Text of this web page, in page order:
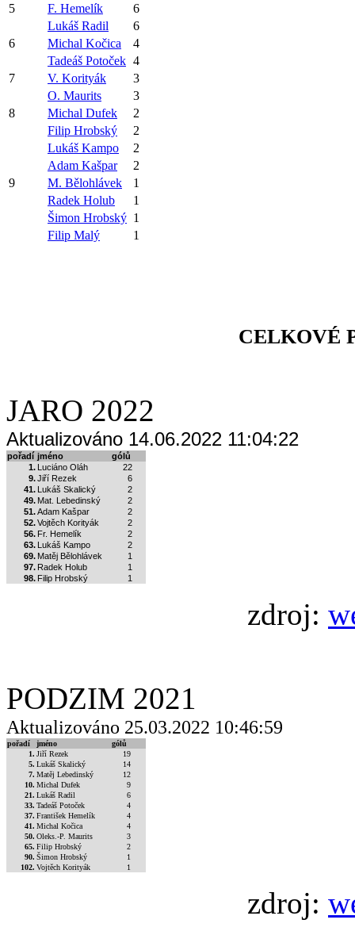
5
F. Hemelík
6
Lukáš Radil
6
6
Michal Kočica
4
Tadeáš Potoček 4
7
V. Korityák
3
O. Maurits
3
8
Michal Dufek
2
Filip Hrobský
2
Lukáš Kampo
2
Adam Kašpar
2
9
M. Bělohlávek
1
Radek Holub
1
Šimon Hrobský 1
Filip Malý
1
CELKOVÉ
JARO 2022
Aktualizováno 14.06.2022 11:04:22
pořadí jméno
gólů
1.
Luciáno Oláh
22
9.Jiří Rezek
6
41.
Lukáš Skalický
2
49. Mat. Lebedinský
2
51.Adam Kašpar
2
52.Vojtěch Korityák
2
56. Fr. Hemelík
2
63.
Lukáš Kampo
2
69. Matěj Bělohlávek
1
97. Radek Holub
1
98. Filip Hrobský 1
zdroj:
PODZIM 2021
Aktualizováno 25.03.2022 10:46:59
pořadí jméno
gólů
1. Jiří Rezek
19
5. Lukáš Skalický
14
7. Matěj Lebedinský
12
10. Michal Dufek
9
21. Lukáš Radil
6
33. Tadeáš Potoček
4
37. František Hemelík
4
41. Michal Kočica
4
50. Oleks.-P. Maurits
3
65. Filip Hrobský
2
90. Šimon Hrobský
1
102. Vojtěch Korityák 1
zdroj: